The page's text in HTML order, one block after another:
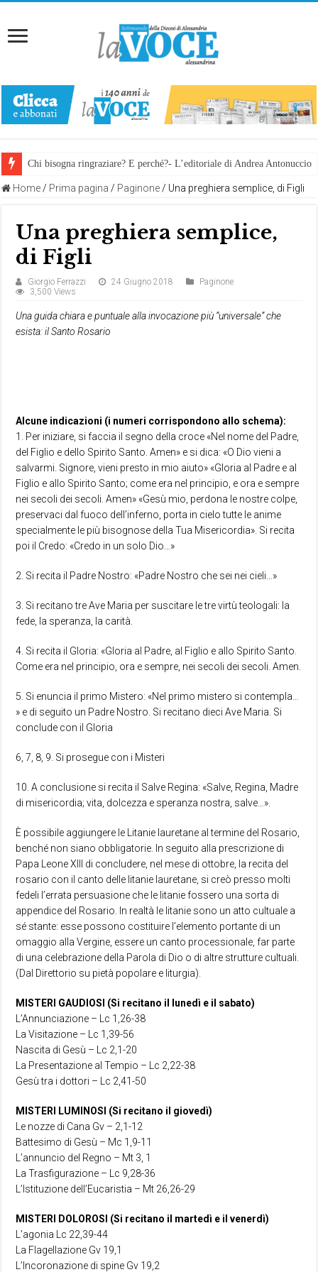
Chi bisogna ringraziare? E perché?- L’editoriale di Andrea Antonuccio
Home / Prima pagina / Paginone / Una preghiera semplice, di Figli
Una preghiera semplice,
di Figli
Giorgio Ferrazzi 24 Giugno 2018
Paginone
3,500 Views
Una guida chiara e puntuale alla invocazione più “universale” che
esista: il Santo Rosario
Alcune indicazioni (i numeri corrispondono allo schema):
1. Per iniziare, si faccia il segno della croce «Nel nome del Padre,
del Figlio e dello Spirito Santo. Amen» e si dica: «O Dio vieni a
salvarmi. Signore, vieni presto in mio aiuto» «Gloria al Padre e al
Figlio e allo Spirito Santo; come era nel principio, e ora e sempre
nei secoli dei secoli. Amen» «Gesù mio, perdona le nostre colpe,
preservaci dal fuoco dell’inferno, porta in cielo tutte le anime
specialmente le più bisognose della Tua Misericordia». Si recita
poi il Credo: «Credo in un solo Dio…»
2. Si recita il Padre Nostro: «Padre Nostro che sei nei cieli…»
3. Si recitano tre Ave Maria per suscitare le tre virtù teologali: la
fede, la speranza, la carità.
4. Si recita il Gloria: «Gloria al Padre, al Figlio e allo Spirito Santo.
Come era nel principio, ora e sempre, nei secoli dei secoli. Amen.
5. Si enuncia il primo Mistero: «Nel primo mistero si contempla…
» e di seguito un Padre Nostro. Si recitano dieci Ave Maria. Si
conclude con il Gloria
6, 7, 8, 9. Si prosegue con i Misteri
10. A conclusione si recita il Salve Regina: «Salve, Regina, Madre
di misericordia; vita, dolcezza e speranza nostra, salve…».
È possibile aggiungere le Litanie lauretane al termine del Rosario,
benché non siano obbligatorie. In seguito alla prescrizione di
Papa Leone XIII di concludere, nel mese di ottobre, la recita del
rosario con il canto delle litanie lauretane, si creò presso molti
fedeli l’errata persuasione che le litanie fossero una sorta di
appendice del Rosario. In realtà le litanie sono un atto cultuale a
sé stante: esse possono costituire l’elemento portante di un
omaggio alla Vergine, essere un canto processionale, far parte
di una celebrazione della Parola di Dio o di altre strutture cultuali.
(Dal Direttorio su pietà popolare e liturgia).
MISTERI GAUDIOSI (Si recitano il lunedì e il sabato)
L’Annunciazione – Lc 1,26-38
La Visitazione – Lc 1,39-56
Nascita di Gesù – Lc 2,1-20
La Presentazione al Tempio – Lc 2,22-38
Gesù tra i dottori – Lc 2,41-50
MISTERI LUMINOSI (Si recitano il giovedì)
Le nozze di Cana Gv – 2,1-12
Battesimo di Gesù – Mc 1,9-11
L’annuncio del Regno – Mt 3, 1
La Trasfigurazione – Lc 9,28-36
L’Istituzione dell’Eucaristia – Mt 26,26-29
MISTERI DOLOROSI (Si recitano il martedì e il venerdì)
L’agonia Lc 22,39-44
La Flagellazione Gv 19,1
L’Incoronazione di spine Gv 19,2